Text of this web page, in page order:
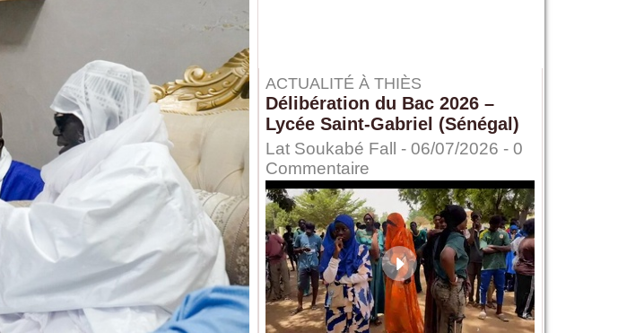
ACTUALITÉ À THIÈS
Délibération du Bac 2026 –
Lycée Saint-Gabriel (Sénégal)
Lat Soukabé Fall - 06/07/2026 - 0
Commentaire